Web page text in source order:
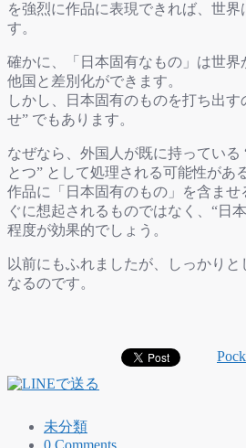
を強烈に作品に表現できれば、世
す。
確かに、「日本固有なもの」は世界
他国と差別化ができます。
しかし、日本固有のものを打ち出
せ” でもあります。
なぜなら、外国人が既に持っている
とつ” として処理される可能性があ
作品に「日本固有のもの」を含ませ
ぐに想起されるものではなく、“日
程度が効果的でしょう。
以前にもふれましたが、しっかり
なるのです。
未分類
0 Comments